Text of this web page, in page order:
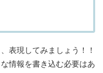
表現してみましょう！！
情報を書き込む必要はあ